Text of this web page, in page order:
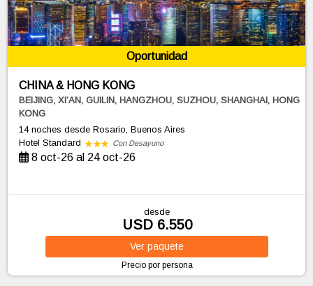
Oportunidad
CHINA & HONG KONG
BEIJING, XI’AN, GUILIN, HANGZHOU, SUZHOU, SHANGHAI, HONG
KONG
14 nochesdesde Rosario, Buenos Aires
Hotel Standard
Con Desayuno
8 oct-26 al 24 oct-26
desde
USD 6.550
Ver paquete
Precio por persona